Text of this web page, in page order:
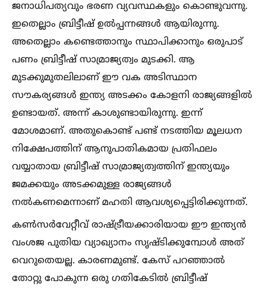
ജനാധിപത്യവും ഭരണ വ്യവസ്ഥകളും കൊണ്ടുവന്നു.
ഇതെല്ലാം ബ്രിട്ടീഷ് ഉല്‍പ്പന്നങ്ങള്‍ ആയിരുന്നു.
അതെല്ലാം കണ്ടെത്താനും സ്ഥാപിക്കാനും ഒരുപാട്
പണം ബ്രിട്ടീഷ് സാമ്രാജ്യത്വം മുടക്കി. ആ
മുടക്കുമുതലിലാണ് ഈ വക അടിസ്ഥാന
സൗകര്യങ്ങള്‍ ഇന്ത്യ അടക്കം കോളനി രാജ്യങ്ങളില്‍
ഉണ്ടായത്. അന്ന് കാശുണ്ടായിരുന്നു. ഇന്ന്
മോശമാണ്. അതുകൊണ്ട് പണ്ട് നടത്തിയ മൂലധന
നിക്ഷേപത്തിന് ആനുപാതികമായ പ്രതിഫലം
വയ്യാതായ ബ്രിട്ടീഷ് സാമ്രാജ്യത്വത്തിന് ഇന്ത്യയും
ജമക്കയും അടക്കമുള്ള രാജ്യങ്ങള്‍
നല്‍കണമെന്നാണ് മഹതി ആവശ്യപ്പെട്ടിരിക്കുന്നത്.
കണ്‍സർവേറ്റീവ് രാഷ്ട്രീയക്കാരിയായ ഈ ഇന്ത്യൻ
വംശജ പുതിയ വ്യാഖ്യാനം സൃഷ്ടിക്കുമ്പോള്‍ അത്
വെറുതെയല്ല. കാരണമുണ്ട്. കേസ് പറഞ്ഞാല്‍
തോറ്റു പോകുന്ന ഒരു ഗതികേടില്‍ ബ്രിട്ടീഷ്